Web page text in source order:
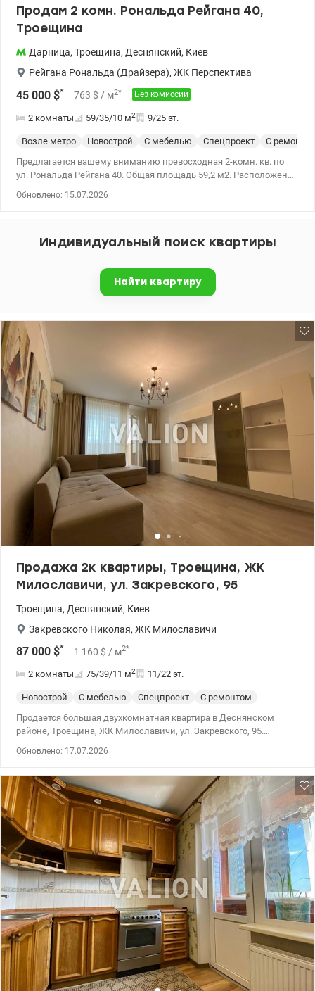
Продам 2 комн. Рональда Рейгана 40,
Троещина
Дарница, Троещина, Деснянский, Киев
Рейгана Рональда (Драйзера), ЖК Перспектива
45 000 $* 763 $ / м2* Без комиссии
2 комнаты 59/35/10 м2 9/25 эт.
Возле метро Новострой С мебелью Спецпроект
С
Предлагается вашему вниманию превосходная 2-комн. кв. по
ул. Рональда Рейгана 40. Общая площадь 59,2 м2. Расположена
поэтому новым владельцам не придется тратить время и
– одно из главных преимуществ. Рядом есть абсолютно вся
необходимая инфраструктура: супермаркеты, магазины, аптеки,
спортивные клубы, остановка общественного транспорта, все,
станет отличным выбором как для проживания так и под
арендный бизнес. Цена: 45000 у.е. моб: 0664863383 Татьяна.,
valion.ua/1153854
Обновлено: 15.07.2026
Индивидуальный поиск квартиры
Найти квартиру
Продажа 2к квартиры, Троещина, ЖК
Милославичи, ул. Закревского, 95
Троещина, Деснянский, Киев
Закревского Николая, ЖК Милославичи
87 000 $* 1 160 $ / м2*
2 комнаты 75/39/11 м2 11/22 эт.
Новострой С мебелью Спецпроект
С ремонтом
Продается большая двухкомнатная квартира в Деснянском
районе, Троещина, ЖК Милославичи, ул. Закревского, 95.
застекленная лоджия с функциональными шкафами для
хранения. В квартире выполнен качественный ремонт.
Проведен интернет. Квартира укомплектована, присутствует
несколько вместительных шкафов для хранения большого
количества вещей. Бытовая техника и мебель остаются новому
владельцу. Закрытый тамбур, порядочные соседи. Аккуратный
подъезд, два лифта, консьерж, удобный пандус. Обустроеная
придомовая территория. В доме есть оборудование резервного
питания, что означает постоянное наличие воды, отопления,
работы лифтов и освещение дома. Дом находится в спокойном
ЖК, собственный микрорайон с магазинами, почтой, кафе,
клиниками, спортзалом, детским садом, школой, парковкой
для авто и всеми удобствами для проживания. Рядом есть
парки, зоны для прогулок, активного отдыха и выгула домашних
любимцев. Транспортная инфраструктура развита: рядом
конечные остановки многих автобусов, троллейбусов,
Обновлено: 17.07.2026